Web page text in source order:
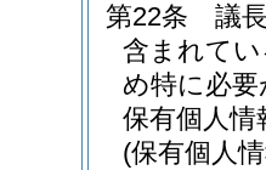
第22条
議
含まれて
め特に必
保有個人
(保有個人